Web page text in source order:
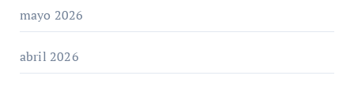
mayo 2026
abril 2026